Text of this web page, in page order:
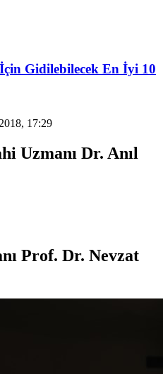
İçin Gidilebilecek En İyi 10
17:29
Uzmanı Dr. Anıl
Prof. Dr. Nevzat